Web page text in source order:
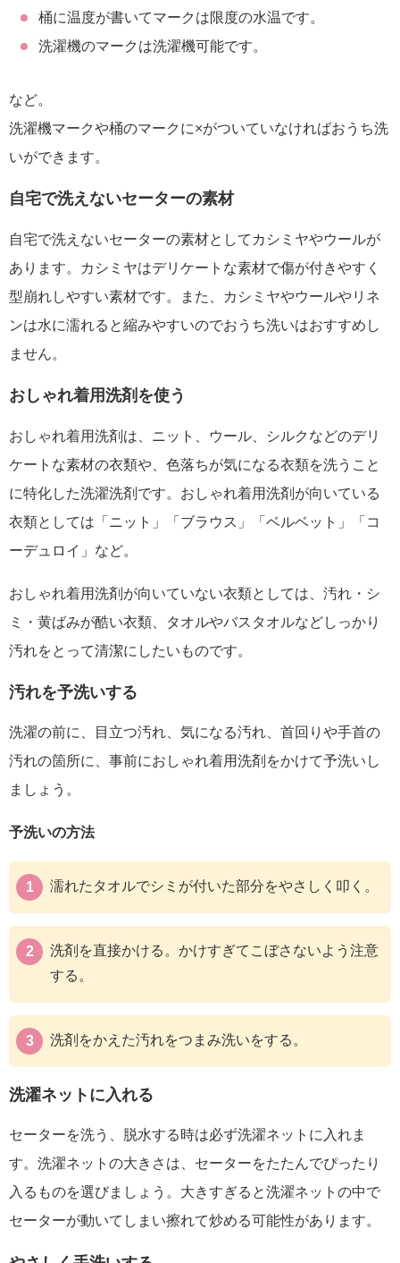
桶に温度が書いてマークは限度の水温です。
洗濯機のマークは洗濯機可能です。
など。
洗濯機マークや桶のマークに×がついていなければおうち洗
いができます。
自宅で洗えないセーターの素材
自宅で洗えないセーターの素材としてカシミヤやウールが
あります。カシミヤはデリケートな素材で傷が付きやすく
型崩れしやすい素材です。また、カシミヤやウールやリネ
ンは水に濡れると縮みやすいのでおうち洗いはおすすめし
ません。
おしゃれ着用洗剤を使う
おしゃれ着用洗剤は、ニット、ウール、シルクなどのデリ
ケートな素材の衣類や、色落ちが気になる衣類を洗うこと
に特化した洗濯洗剤です。おしゃれ着用洗剤が向いている
衣類としては「ニット」「ブラウス」「ベルベット」「コ
ーデュロイ」など。
おしゃれ着用洗剤が向いていない衣類としては、汚れ・シ
ミ・黄ばみが酷い衣類、タオルやバスタオルなどしっかり
汚れをとって清潔にしたいものです。
汚れを予洗いする
洗濯の前に、目立つ汚れ、気になる汚れ、首回りや手首の
汚れの箇所に、事前におしゃれ着用洗剤をかけて予洗いし
ましょう。
予洗いの方法
濡れたタオルでシミが付いた部分をやさしく叩く。
洗剤を直接かける。かけすぎてこぼさないよう注意
する。
洗剤をかえた汚れをつまみ洗いをする。
洗濯ネットに入れる
セーターを洗う、脱水する時は必ず洗濯ネットに入れま
す。洗濯ネットの大きさは、セーターをたたんでぴったり
入るものを選びましょう。大きすぎると洗濯ネットの中で
セーターが動いてしまい擦れて炒める可能性があります。